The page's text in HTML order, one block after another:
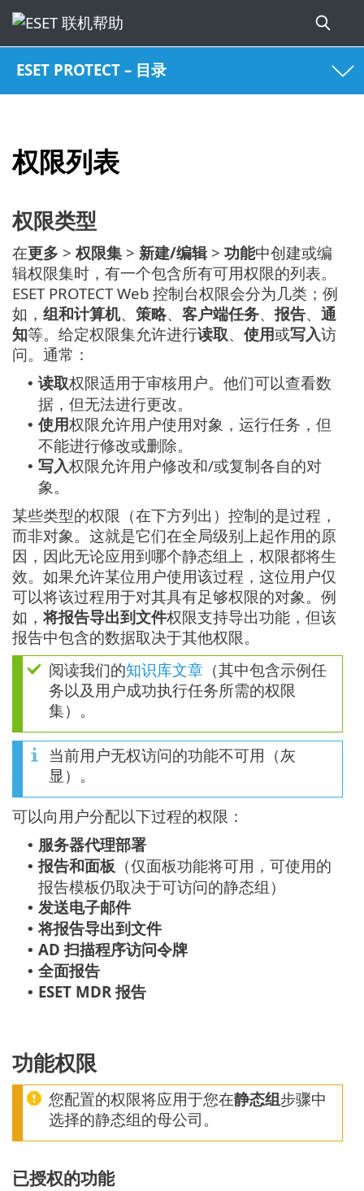
ESET PROTECT – 目录
权限列表
权限类型
在更多 >权限集 > 新建/编辑> 功能中创建或编
辑权限集时，有一个包含所有可用权限的列表。
ESET PROTECT Web 控制台权限会分为几类；例
如， 组和计算机、 策略、 客户端任务、报告、 通
知等。给定权限集允许进行读取、 使用或写入访
问。通常：
• 读取权限适用于审核用户。他们可以查看数
据，但无法进行更改。
• 使用权限允许用户使用对象，运行任务，但
不能进行修改或删除。
• 写入权限允许用户修改和/或复制各自的对
象。
某些类型的权限（在下方列出）控制的是过程，
而非对象。这就是它们在全局级别上起作用的原
因，因此无论应用到哪个静态组上，权限都将生
效。如果允许某位用户使用该过程，这位用户仅
可以将该过程用于对其具有足够权限的对象。例
如，将报告导出到文件权限支持导出功能，但该
报告中包含的数据取决于其他权限。
阅读我们的知识库文章 （其中包含示例任
务以及用户成功执行任务所需的权限
集）。
当前用户无权访问的功能不可用（灰
显）。
可以向用户分配以下过程的权限：
• 服务器代理部署
• 报告和面板 （仅面板功能将可用，可使用的
报告模板仍取决于可访问的静态组）
• 发送电子邮件
• 将报告导出到文件
• AD 扫描程序访问令牌
• 全面报告
• ESET MDR 报告
功能权限
您配置的权限将应用于您在静态组步骤中
选择的静态组的母公司。
已授权的功能